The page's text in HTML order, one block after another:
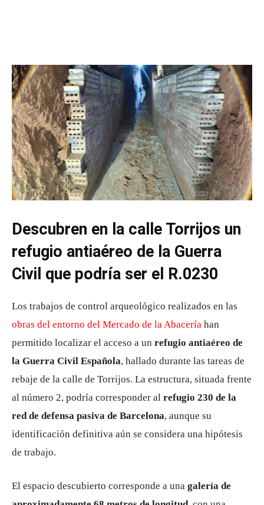
Descubren en la calle Torrijos un
refugio antiaéreo de la Guerra
Civil que podría ser el R.0230
Los trabajos de control arqueológico realizados en las
obras del entorno del Mercado de la Abacería han
permitido localizar el acceso a un refugio antiaéreo de
la Guerra Civil Española, hallado durante las tareas de
rebaje de la calle de Torrijos. La estructura, situada frente
al número 2, podría corresponder al refugio 230 de la
red de defensa pasiva de Barcelona, aunque su
identificación definitiva aún se considera una hipótesis
de trabajo.
El espacio descubierto corresponde a una galería de